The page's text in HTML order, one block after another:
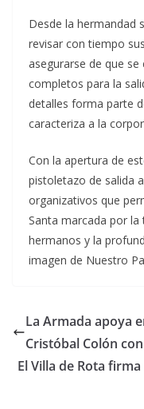
Desde la hermandad
revisar con tiempo
asegurarse de que
completos para la
detalles forma parte
caracteriza a la
Con la apertura de
pistoletazo de salida
organizativos que
Santa marcada por
hermanos y la
imagen de Nuestro
La Armada apoya
Cristóbal Colón
El Villa de Rota